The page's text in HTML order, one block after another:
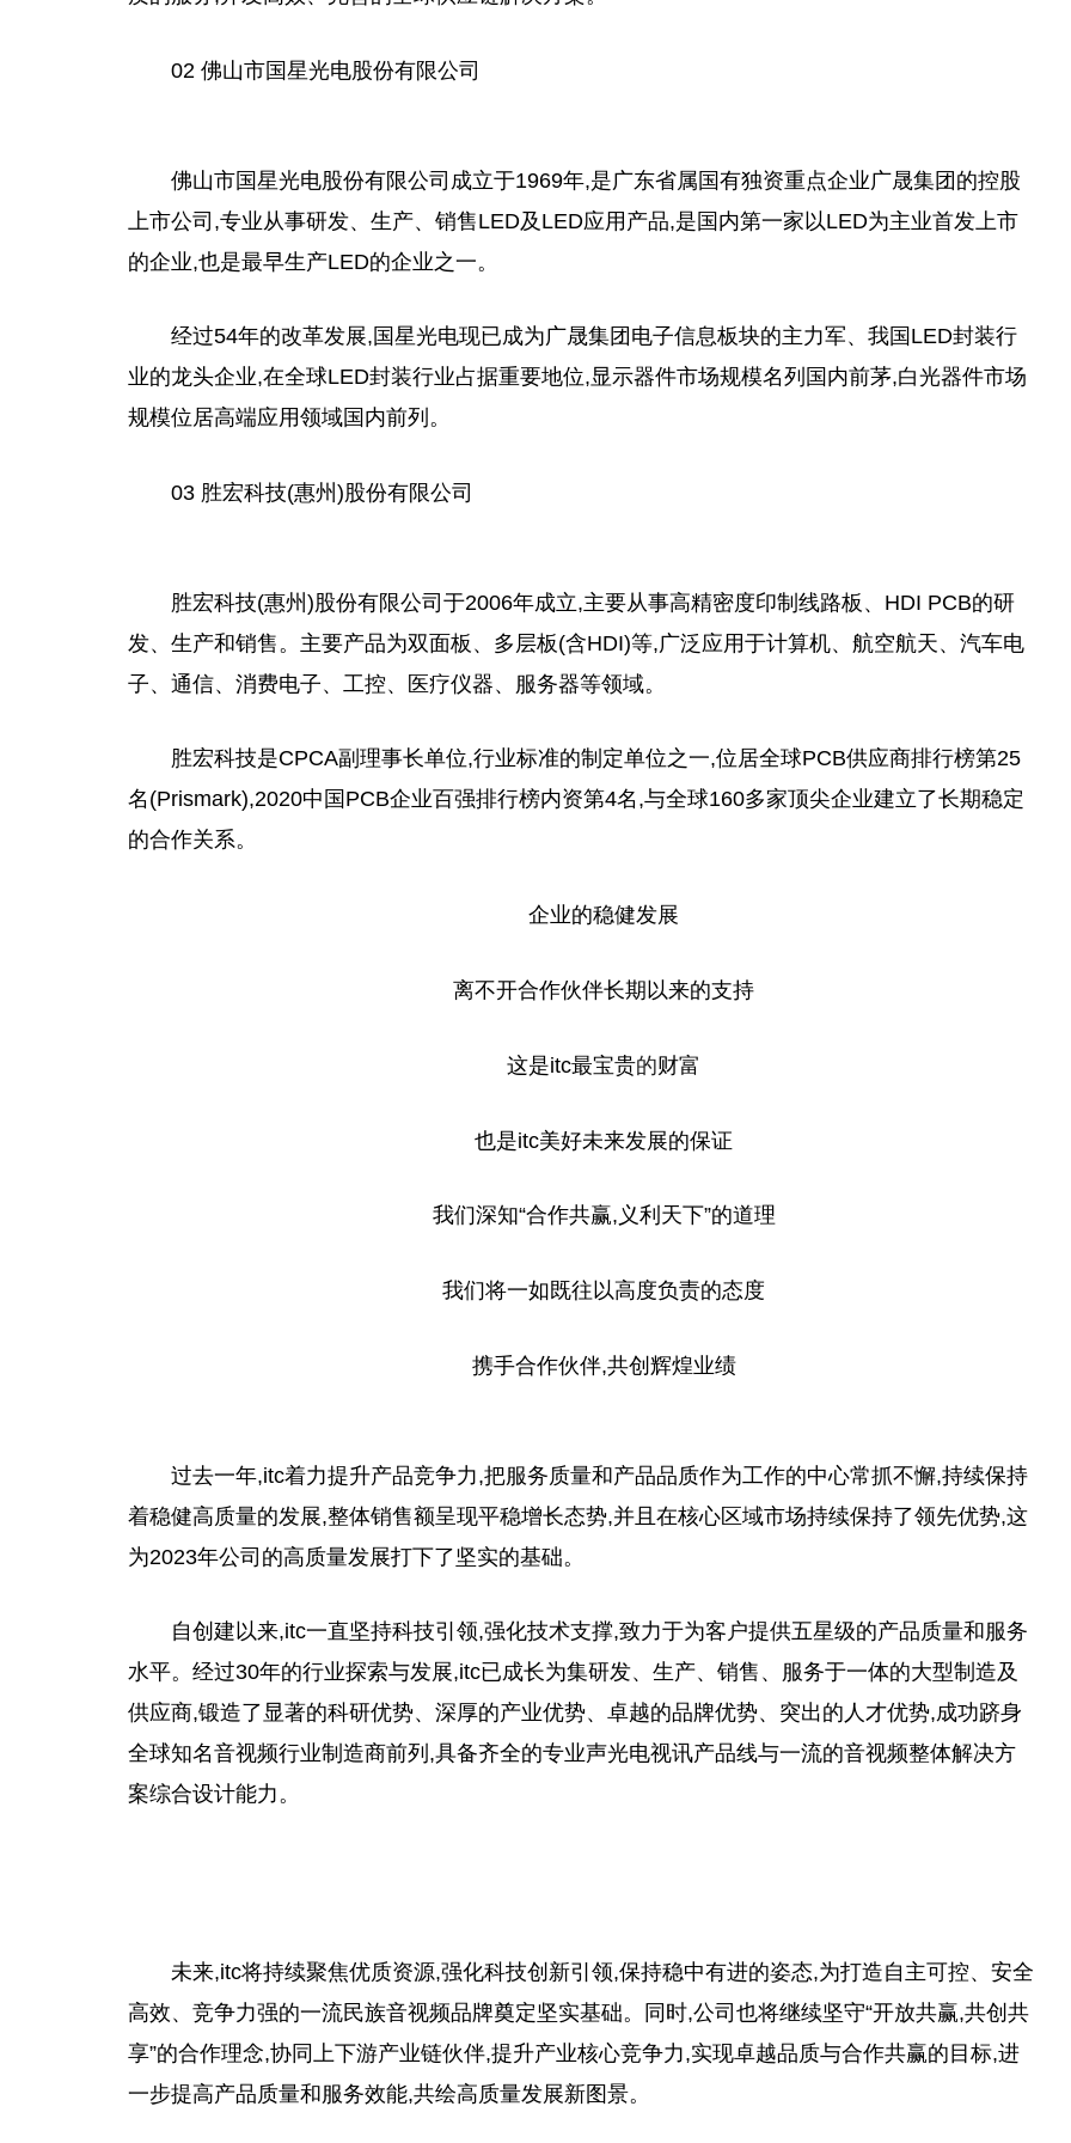
02 佛山市国星光电股份有限公司
佛山市国星光电股份有限公司成立于1969年,是广东省属国有独资重点企业广晟集团的控股
上市公司,专业从事研发、生产、销售LED及LED应用产品,是国内第一家以LED为主业首发上市
的企业,也是最早生产LED的企业之一。
经过54年的改革发展,国星光电现已成为广晟集团电子信息板块的主力军、我国LED封装行
业的龙头企业,在全球LED封装行业占据重要地位,显示器件市场规模名列国内前茅,白光器件市场
规模位居高端应用领域国内前列。
03 胜宏科技(惠州)股份有限公司
胜宏科技(惠州)股份有限公司于2006年成立,主要从事高精密度印制线路板、HDI PCB的研
发、生产和销售。主要产品为双面板、多层板(含HDI)等,广泛应用于计算机、航空航天、汽车电
子、通信、消费电子、工控、医疗仪器、服务器等领域。
胜宏科技是CPCA副理事长单位,行业标准的制定单位之一,位居全球PCB供应商排行榜第25
名(Prismark),2020中国 PCB企业百强排行榜内资第4名,与全球160多家顶尖企业建立了长期稳定
的合作关系。
企业的稳健发展
离不开合作伙伴长期以来的支持
这是itc最宝贵的财富
也是itc美好未来发展的保证
我们深知“合作共赢,义利天下”的道理
我们将一如既往以高度负责的态度
携手合作伙伴,共创辉煌业绩
过去一年,itc着力提升产品竞争力,把服务质量和产品品质作为工作的中心常抓不懈,持续保持
着稳健高质量的发展,整体销售额呈现平稳增长态势,并且在核心区域市场持续保持了领先优势,这
为2023年公司的高质量发展打下了坚实的基础。
自创建以来,itc一直坚持科技引领,强化技术支撑,致力于为客户提供五星级的产品质量和服务
水平。经过30年的行业探索与发展,itc已成长为集研发、生产、销售、服务于一体的大型制造及
供应商,锻造了显著的科研优势、深厚的产业优势、卓越的品牌优势、突出的人才优势,成功跻身
全球知名音视频行业制造商前列,具备齐全的专业声光电视讯产品线与一流的音视频整体解决方
案综合设计能力。
未来,itc将持续聚焦优质资源,强化科技创新引领,保持稳中有进的姿态,为打造自主可控、安全
高效、竞争力强的一流民族音视频品牌奠定坚实基础。同时,公司也将继续坚守“开放共赢,共创共
享”的合作理念,协同上下游产业链伙伴,提升产业核心竞争力,实现卓越品质与合作共赢的目标,进
一步提高产品质量和服务效能,共绘高质量发展新图景。